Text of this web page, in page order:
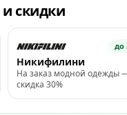
скидки
до
Никифилини
На заказ модной одежды
скидка 30%